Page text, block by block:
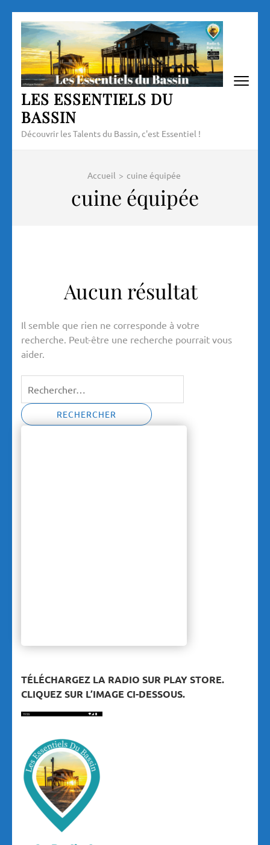
Aller
contenu
(Pressez
Entrée)
LES ESSENTIELS DU
BASSIN
Découvrir les Talents du Bassin, c'est Essentiel !
Accueil > cuine équipée
cuine équipée
Aucun résultat
Il semble que rien ne corresponde à votre
recherche. Peut-être une recherche pourrait vous
aider.
TÉLÉCHARGEZ LA RADIO SUR PLAY STORE.
CLIQUEZ SUR L’IMAGE CI-DESSOUS.